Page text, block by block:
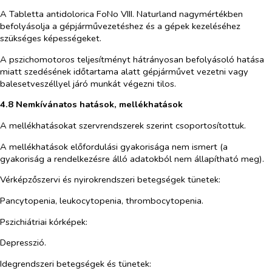
A Tabletta antidolorica FoNo VIII. Naturland nagymértékben
befolyásolja a gépjárművezetéshez és a gépek kezeléséhez
szükséges képességeket.
A pszichomotoros teljesítményt hátrányosan befolyásoló hatása
miatt szedésének időtartama alatt gépjárművet vezetni vagy
balesetveszéllyel járó munkát végezni tilos.
4.8 Nemkívánatos hatások, mellékhatások
A mellékhatásokat szervrendszerek szerint csoportosítottuk.
A mellékhatások előfordulási gyakorisága nem ismert (a
gyakoriság a rendelkezésre álló adatokból nem állapítható meg).
Vérképzőszervi és nyirokrendszeri betegségek tünetek:
Pancytopenia, leukocytopenia, thrombocytopenia.
Pszichiátriai kórképek:
Depresszió.
Idegrendszeri betegségek és tünetek: